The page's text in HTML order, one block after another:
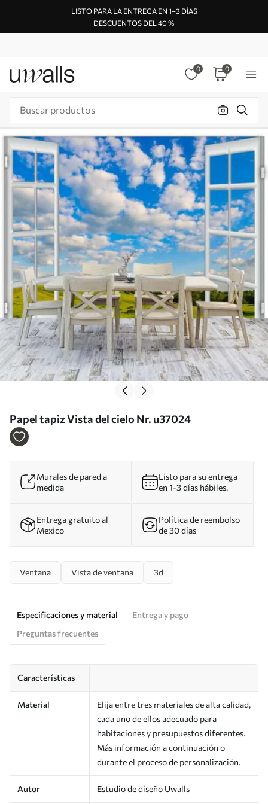
LISTO PARA LA ENTREGA EN 1–3 DÍAS
DESCUENTOS DEL 40 %
0 0
Papel tapiz Vista del cielo Nr. u37024
Murales de pared a
medida
Listo para su entrega
en 1-3 días hábiles.
Entrega gratuito al
Mexico
Política de reembolso
de 30 días
Ventana Vista de ventana 3d
Especificaciones y material
Entrega y pago
Preguntas frecuentes
Características
Material
Elija entre tres materiales de alta calidad,
cada uno de ellos adecuado para
habitaciones y presupuestos diferentes.
Más información a continuación o
durante el proceso de personalización.
Autor Estudio de diseño Uwalls